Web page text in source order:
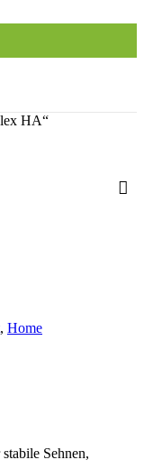
HA“
, Home
Sehnen,